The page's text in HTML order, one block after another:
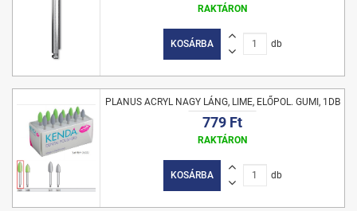
RAKTÁRON
KOSÁRBA db
PLANUS ACRYL NAGY LÁNG, LIME, ELŐPOL. GUMI, 1DB
779 Ft
RAKTÁRON
KOSÁRBA db